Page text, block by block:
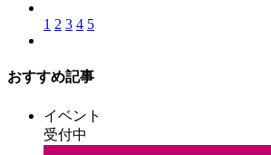
1 2 3 4 5
おすすめ記事
イベント
受付中